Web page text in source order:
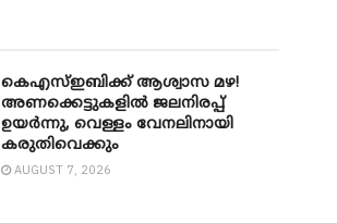
കെഎസ്ഇബിക്ക് ആശ്വാസ മഴ!
അണക്കെട്ടുകളിൽ ജലനിരപ്പ്
ഉയർന്നു, വെള്ളം വേനലിനായി
കരുതിവെക്കും
AUGUST 7, 2026